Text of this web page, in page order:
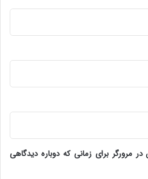
مرورگر برای زمانی که دوباره دیدگاهی